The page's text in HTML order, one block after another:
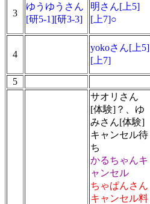
3
ゆうゆうさん
[研5-1][研3-3]
明さん[上5]
[上7]○
4
yokoさん[上5]
[上7]
5
サオリさん
[体験]？、ゆ
みさん[体験]
キャンセル待
ち
かるちゃんキ
ャンセル
ちゃぱんさん
キャンセル料